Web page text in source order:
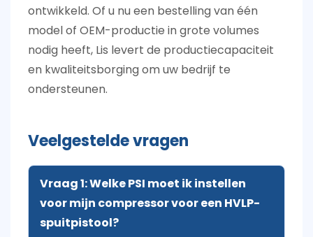
ontwikkeld. Of u nu een bestelling van één
model of OEM-productie in grote volumes
nodig heeft, Lis levert de productiecapaciteit
en kwaliteitsborging om uw bedrijf te
ondersteunen.
Veelgestelde vragen
Vraag 1: Welke PSI moet ik instellen
voor mijn compressor voor een HVLP-
spuitpistool?